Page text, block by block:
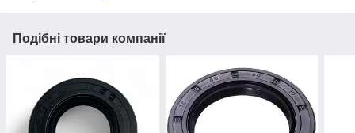
Подібні товари компанії